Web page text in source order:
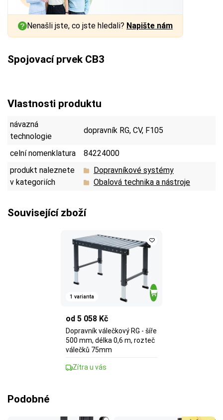
Nenašli jste, co jste hledali? Napište nám
Spojovací prvek CB3
Vlastnosti produktu
návazná
technologie
dopravník RG, CV, F105
celní nomenklatura
84224000
produkt naleznete
v kategoriích
Dopravníkové systémy
Obalová technika a nástroje
Související zboží
1 varianta
od 5 058 Kč
Dopravník válečkový RG - šíře
500 mm, délka 0,6 m, rozteč
válečků 75mm
Zítra u vás
Podobné